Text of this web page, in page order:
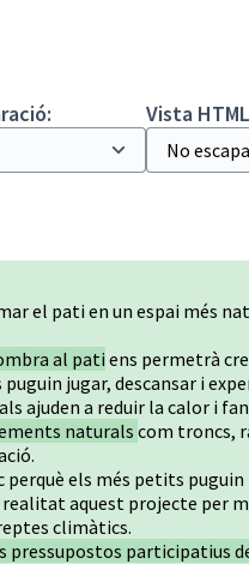
Vista
el pati en un espai més
al pati ens permetrà
jugar, descansar i
ajuden a reduir la calor i
naturalscom troncs,
els més petits
aquest projecte per
climàtics.
pressupostos participatius